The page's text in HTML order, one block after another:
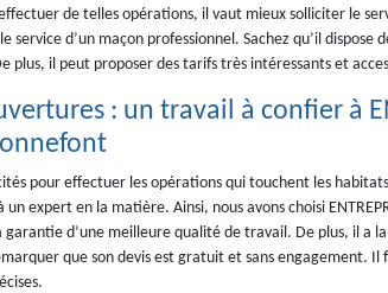
de telles opérations, il vaut mieux solliciter le
service d’un maçon professionnel. Sachez qu’il dispose
plus, il peut proposer des tarifs très intéressants et
: un travail à confier à
pour effectuer les opérations qui touchent les
expert en la matière. Ainsi, nous avons choisi
garantie d’une meilleure qualité de travail. De plus, il a
que son devis est gratuit et sans engagement.